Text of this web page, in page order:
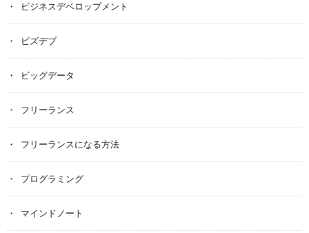
ビジネスデベロップメント
ビズデブ
ビッグデータ
フリーランス
フリーランスになる方法
プログラミング
マインドノート